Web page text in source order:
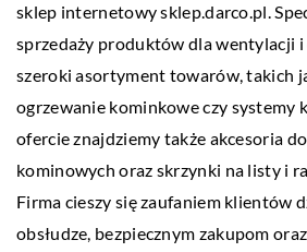
sklep internetowy sklep.darco.pl.
sprzedaży produktów dla wentylacji
szeroki asortyment towarów, takich
ogrzewanie kominkowe czy systemy
ofercie znajdziemy także akcesoria
kominowych oraz skrzynki na listy i
Firma cieszy się zaufaniem klientów
obsłudze, bezpiecznym zakupom